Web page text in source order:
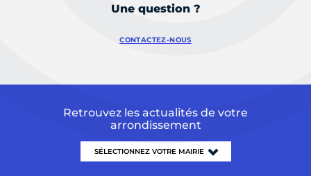
Une question ?
CONTACTEZ-NOUS
Retrouvez les actualités de votre
arrondissement